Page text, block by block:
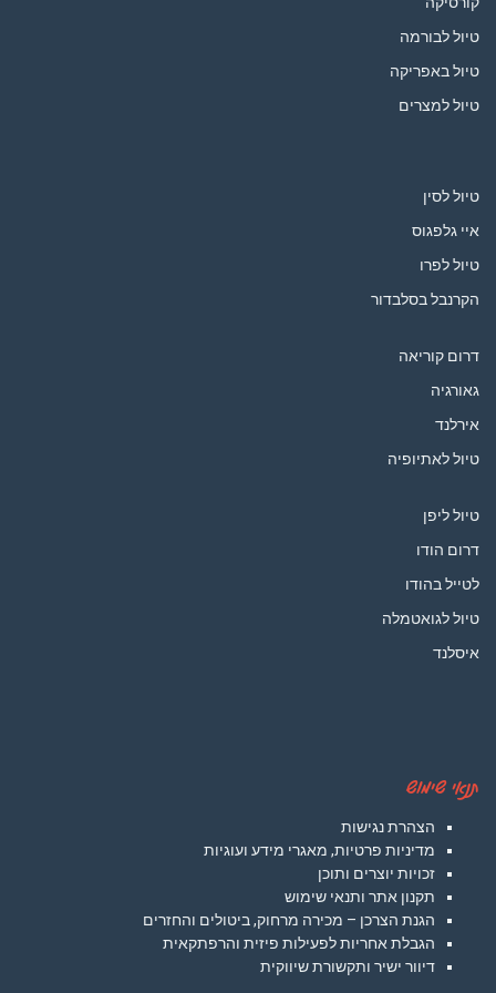
טיול לבורמה
טיול באפריקה
טיול למצרים
טיול לסין
איי גלפגוס
טיול לפרו
הקרנבל בסלבדור
דרום קוריאה
גאורגיה
אירלנד
טיול לאתיופיה
טיול ליפן
דרום הודו
לטייל בהודו
טיול לגואטמלה
איסלנד
תנאי שימוש
הצהרת נגישות
מדיניות פרטיות, מאגרי מידע ועוגיות
זכויות יוצרים ותוכן
תקנון אתר ותנאי שימוש
הגנת הצרכן – מכירה מרחוק, ביטולים והחזרים
הגבלת אחריות לפעילות פיזית והרפתקאית
דיוור ישיר ותקשורת שיווקית